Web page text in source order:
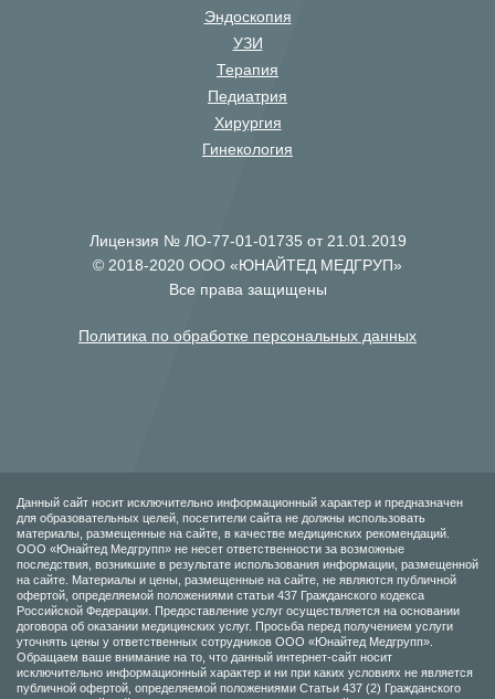
Эндоскопия
УЗИ
Терапия
Педиатрия
Хирургия
Гинекология
Лицензия № ЛО-77-01-01735 от 21.01.2019
© 2018-2020 ООО «ЮНАЙТЕД МЕДГРУП»
Все права защищены
Политика по обработке персональных данных
Данный сайт носит исключительно информационный характер и предназначен
для образовательных целей, посетители сайта не должны использовать
материалы, размещенные на сайте, в качестве медицинских рекомендаций.
ООО «Юнайтед Медгрупп» не несет ответственности за возможные
последствия, возникшие в результате использования информации, размещенной
на сайте. Материалы и цены, размещенные на сайте, не являются публичной
офертой, определяемой положениями статьи 437 Гражданского кодекса
Российской Федерации. Предоставление услуг осуществляется на основании
договора об оказании медицинских услуг. Просьба перед получением услуги
уточнять цены у ответственных сотрудников ООО «Юнайтед Медгрупп».
Обращаем ваше внимание на то, что данный интернет-сайт носит
исключительно информационный характер и ни при каких условиях не является
публичной офертой, определяемой положениями Статьи 437 (2) Гражданского